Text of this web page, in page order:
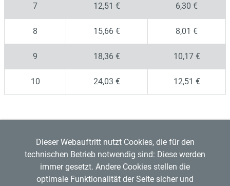
7 12,51 € 6,30 €
8 15,66 € 8,01 €
9 18,36 € 10,17 €
10 24,03 € 12,51 €
Dieser Webauftritt nutzt Cookies, die für den
technischen Betrieb notwendig sind: Diese werden
immer gesetzt. Andere Cookies stellen die
optimale Funktionalität der Seite sicher und